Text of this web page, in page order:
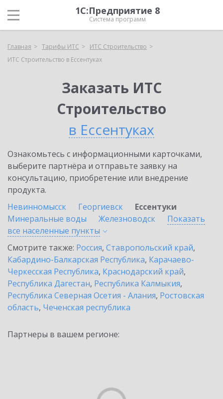
1С:Предприятие 8
Система программ
Главная Тарифы ИТС
ИТС Строительство
ИТС Строительство в Ессентуках
Заказать ИТС
Строительство
в Ессентуках
Ознакомьтесь с информационными карточками,
выберите партнёра и отправьте заявку на
консультацию, приобретение или внедрение
продукта.
Невинномысск
Георгиевск
Ессентуки
Минеральные воды
Железноводск
Показать
все населенные пункты
Смотрите также: Россия, Ставропольский край,
Кабардино-Балкарская Республика, Карачаево-
Черкесская Республика, Краснодарский край,
Республика Дагестан, Республика Калмыкия,
Республика Северная Осетия - Алания, Ростовская
область, Чеченская республика
Партнеры в вашем регионе: